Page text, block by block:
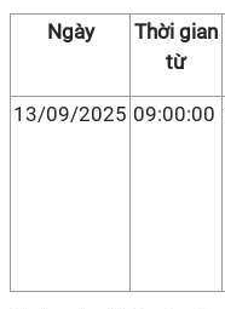
Ngày
Thời gian
từ
13/09/2025 09:00:00